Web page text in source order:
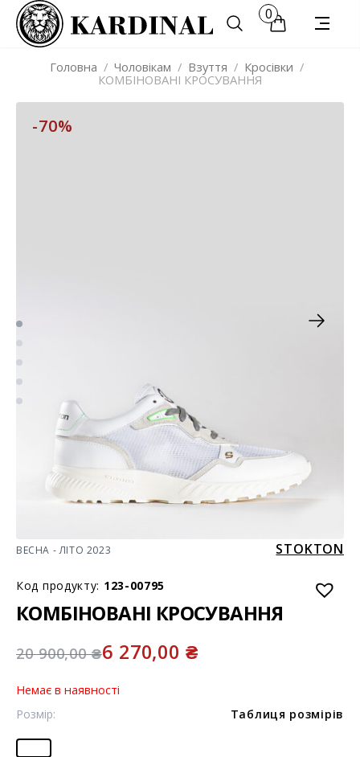
0
Головна / Чоловікам / Взуття / Кросівки /
КОМБІНОВАНІ КРОСУВАННЯ
-70%
ВЕСНА - ЛІТО 2023 STOKTON
Код продукту: 123-00795
КОМБІНОВАНІ КРОСУВАННЯ
20 900,00₴6 270,00₴
Немає в наявності
Розмір: Таблиця розмірів